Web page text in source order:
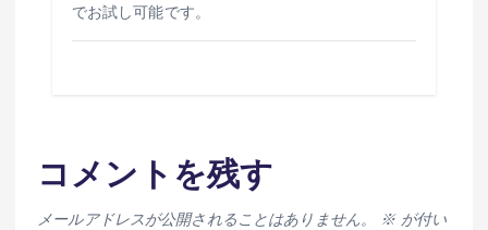
でお試し可能です。
コメントを残す
メールアドレスが公開されることはありません。 ※が付い